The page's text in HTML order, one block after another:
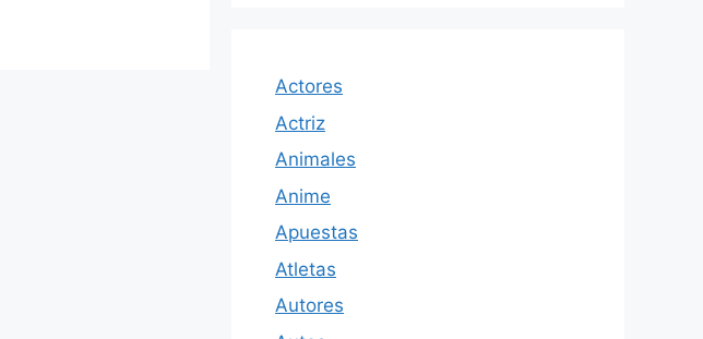
Actores
Actriz
Animales
Anime
Apuestas
Atletas
Autores